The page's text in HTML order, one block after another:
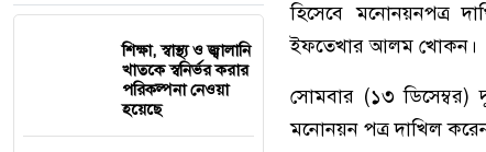
শিক্ষা, স্বাস্থ্য ও জ্বালানি
খাতকে স্বনির্ভর করার
পরিকল্পনা নেওয়া
হয়েছে
হিসেবে মনোনয়নপত্র
ইফতেখার আলম খোকন।
সোমবার (১৩ ডিসেম্বর)
মনোনয়ন পত্র দাখিল